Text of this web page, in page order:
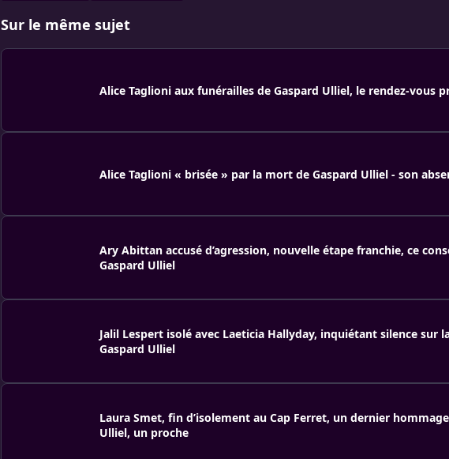
Sur le même sujet
Alice Taglioni aux funérailles de Gaspard Ulliel, le rendez-vous
Alice Taglioni « brisée » par la mort de Gaspard Ulliel - son
Ary Abittan accusé d’agression, nouvelle étape franchie, ce
Gaspard Ulliel
Jalil Lespert isolé avec Laeticia Hallyday, inquiétant silence sur
Gaspard Ulliel
Laura Smet, fin d’isolement au Cap Ferret, un dernier
Ulliel, un proche